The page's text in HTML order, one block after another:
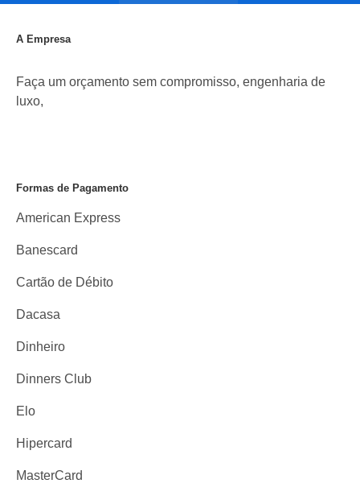
A Empresa
Faça um orçamento sem compromisso, engenharia de
luxo,
Formas de Pagamento
American Express
Banescard
Cartão de Débito
Dacasa
Dinheiro
Dinners Club
Elo
Hipercard
MasterCard